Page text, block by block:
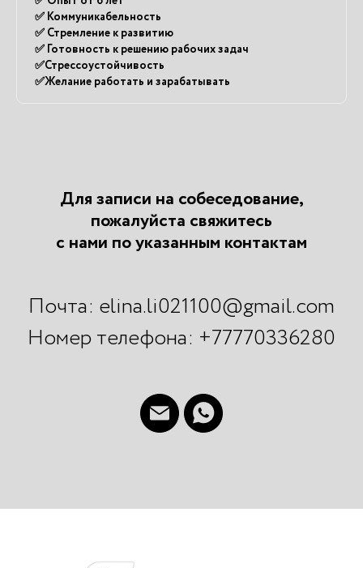
✅ Коммуникабельность
✅ Стремление к развитию
✅ Готовность к решению рабочих задач
✅Стрессоустойчивость
✅Желание работать и зарабатывать
Для записи на собеседование,
пожалуйста свяжитесь
с нами по указанным контактам
Почта: elina.li021100@gmail.com
Номер телефона: +77770336280